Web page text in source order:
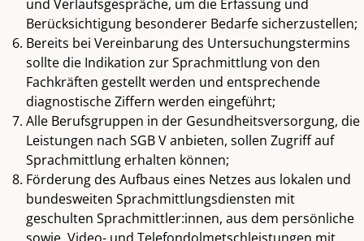
und Verlaufsgespräche, um die Erfassung und
Berücksichtigung besonderer Bedarfe sicherzustellen;
Bereits bei Vereinbarung des Untersuchungstermins
sollte die Indikation zur Sprachmittlung von den
Fachkräften gestellt werden und entsprechende
diagnostische Ziffern werden eingeführt;
Alle Berufsgruppen in der Gesundheitsversorgung, die
Leistungen nach SGB V anbieten, sollen Zugriff auf
Sprachmittlung erhalten können;
Förderung des Aufbaus eines Netzes aus lokalen und
bundesweiten Sprachmittlungsdiensten mit
geschulten Sprachmittler:innen, aus dem persönliche